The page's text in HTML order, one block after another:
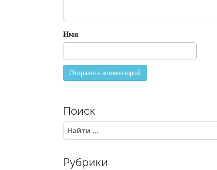
n
Имя
Поиск
S
c
Рубрики